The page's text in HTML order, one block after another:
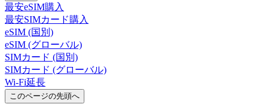
最安eSIM購入
最安SIMカード購入
eSIM (国別)
eSIM (グローバル)
SIMカード (国別)
SIMカード (グローバル)
Wi-Fi延長
このページの先頭へ